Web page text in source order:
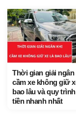
Thời gian giải ngân
cầm xe không giữ
bao lâu và quy
tiền nhanh nhất